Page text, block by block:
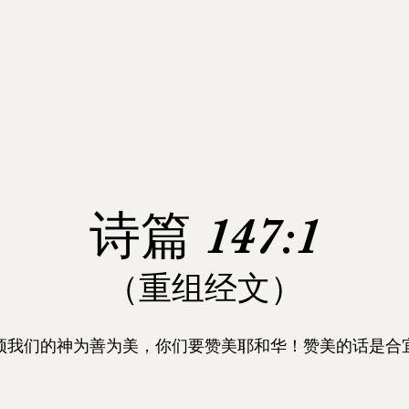
诗篇 147:1
（重组经文）
我们的神为善为美，你们要赞美耶和华！赞美的话是合